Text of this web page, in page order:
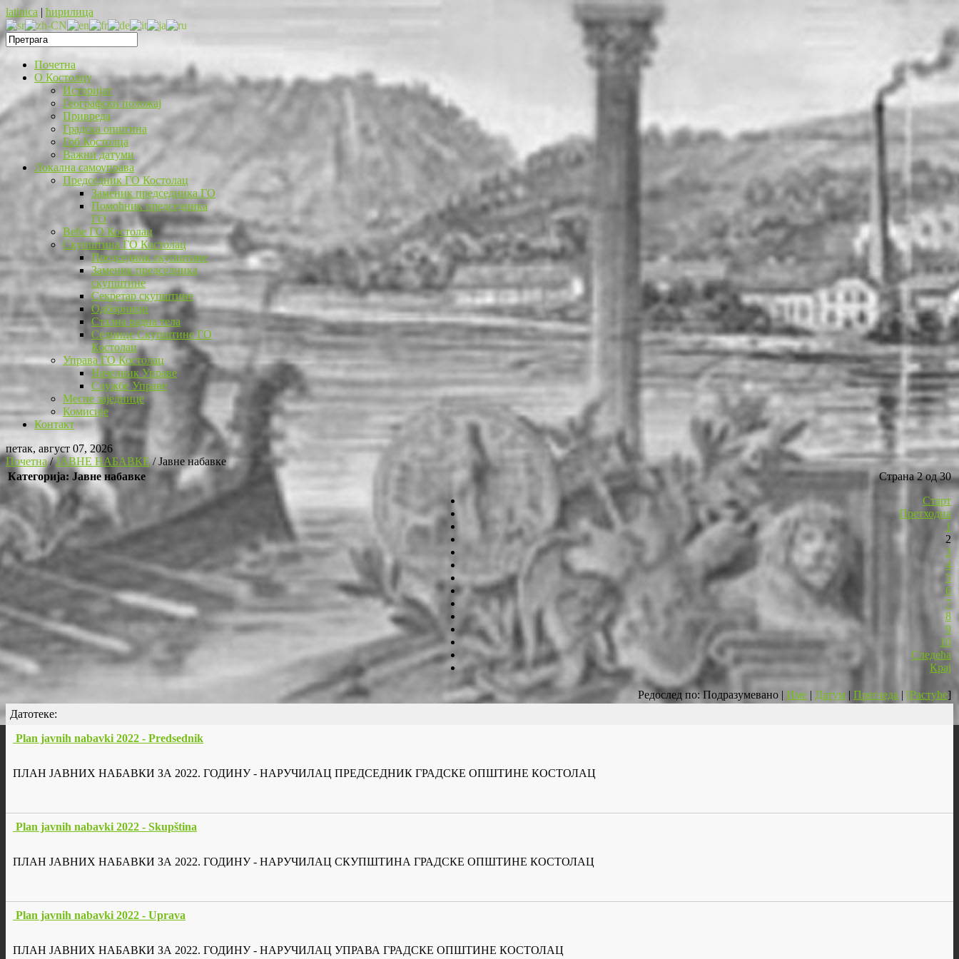
latinica | ћирилица
Почетна
O Костолцу
Историјат
Географски положај
Привреда
Градска општина
Грб Костолца
Важни датуми
Локална самоуправа
Председник ГО Костолац
Заменик председника ГО
Помоћник председника
ГО
Веће ГО Костолац
Скупштина ГО Костолац
Председник скупштине
Заменик председника
скупштине
Секретар скупштине
Одборници
Стална радна тела
Седнице Скупштине ГО
Костолац
Управа ГО Костолац
Начелник Управе
Службе Управе
Месне заједнице
Комисије
Контакт
петак, август 07, 2026
Почетна/ЈАВНЕ НАБАВКЕ/Јавне набавке
Категорија: Јавне набавке
Страна 2 од 30
Старт
Претходна
1
2
3
4
5
6
7
8
9
10
Следећа
Крај
Редослед по: Подразумевано | Име | Датум | Прегледа | [Растуће]
Датотеке:
Plan javnih nabavki 2022 - Predsednik
ПЛАН ЈАВНИХ НАБАВКИ ЗА 2022. ГОДИНУ - НАРУЧИЛАЦ ПРЕДСЕДНИК ГРАДСКЕ ОПШТИНЕ КОСТОЛАЦ
Plan javnih nabavki 2022 - Skupština
ПЛАН ЈАВНИХ НАБАВКИ ЗА 2022. ГОДИНУ - НАРУЧИЛАЦ СКУПШТИНА ГРАДСКЕ ОПШТИНЕ КОСТОЛАЦ
Plan javnih nabavki 2022 - Uprava
ПЛАН ЈАВНИХ НАБАВКИ ЗА 2022. ГОДИНУ - НАРУЧИЛАЦ УПРАВА ГРАДСКЕ ОПШТИНЕ КОСТОЛАЦ